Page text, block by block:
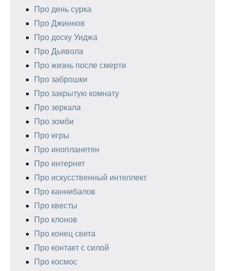
Про день сурка
Про Джиннов
Про доску Уиджа
Про Дьявола
Про жизнь после смерти
Про заброшки
Про закрытую комнату
Про зеркала
Про зомби
Про игры
Про инопланетян
Про интернет
Про искусственный интеллект
Про каннибалов
Про квесты
Про клонов
Про конец света
Про контакт с силой
Про космос